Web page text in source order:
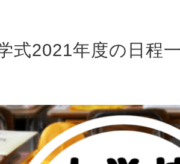
式2021年度の日程